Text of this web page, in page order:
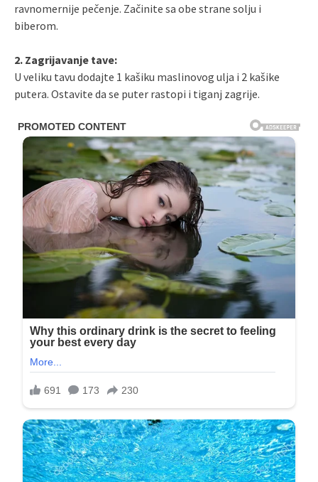
ravnomernije pečenje. Začinite sa obe strane solju i
biberom.
2. Zagrijavanje tave:
U veliku tavu dodajte 1 kašiku maslinovog ulja i 2 kašike
putera. Ostavite da se puter rastopi i tiganj zagrije.